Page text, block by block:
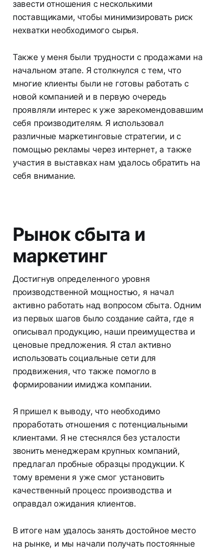
завести отношения с несколькими
поставщиками, чтобы минимизировать риск
нехватки необходимого сырья.
Также у меня были трудности с продажами на
начальном этапе. Я столкнулся с тем, что
многие клиенты были не готовы работать с
новой компанией и в первую очередь
проявляли интерес к уже зарекомендовавшим
себя производителям. Я использовал
различные маркетинговые стратегии, и с
помощью рекламы через интернет, а также
участия в выставках нам удалось обратить на
себя внимание.
Рынок сбыта и
маркетинг
Достигнув определенного уровня
производственной мощностью, я начал
активно работать над вопросом сбыта. Одним
из первых шагов было создание сайта, где я
описывал продукцию, наши преимущества и
ценовые предложения. Я стал активно
использовать социальные сети для
продвижения, что также помогло в
формировании имиджа компании.
Я пришел к выводу, что необходимо
проработать отношения с потенциальными
клиентами. Я не стеснялся без усталости
звонить менеджерам крупных компаний,
предлагал пробные образцы продукции. К
тому времени я уже смог установить
качественный процесс производства и
оправдал ожидания клиентов.
В итоге нам удалось занять достойное место
на рынке, и мы начали получать постоянные